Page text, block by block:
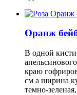
Оранж
В одной кисти
краю
см а ширина
темно-